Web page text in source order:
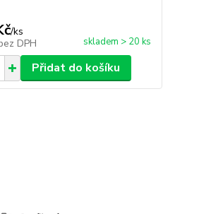
/ks
DPH skladem > 20 ks
Přidat do košíku